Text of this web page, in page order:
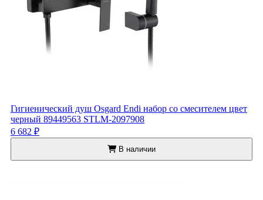
Гигиенический душ Osgard Endi набор со смесителем цвет
черный 89449563 STLM-2097908
6 682 ₽
В наличии